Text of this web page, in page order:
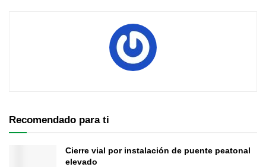
Recomendado para ti
Cierre vial por instalación de puente peatonal
elevado